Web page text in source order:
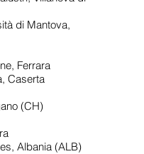
di Mantova,
Ferrara
Caserta
(CH)
Albania (ALB)